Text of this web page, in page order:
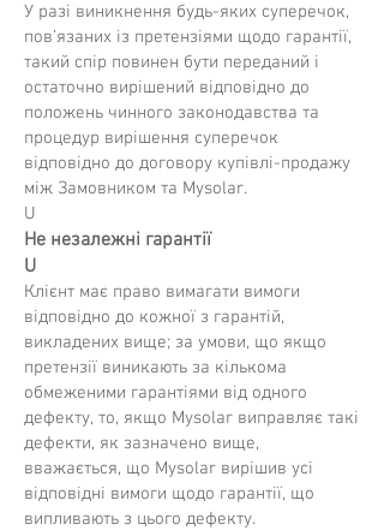
У разі виникнення будь-яких суперечок,
пов’язаних із претензіями щодо гарантії,
такий спір повинен бути переданий і
остаточно вирішений відповідно до
положень чинного законодавства та
процедур вирішення суперечок
відповідно до договору купівлі-продажу
між Замовником та Mysolar.
U
Не незалежні гарантії
U
Клієнт має право вимагати вимоги
відповідно до кожної з гарантій,
викладених вище; за умови, що якщо
претензії виникають за кількома
обмеженими гарантіями від одного
дефекту, то, якщо Mysolar виправляє такі
дефекти, як зазначено вище,
вважається, що Mysolar вирішив усі
відповідні вимоги щодо гарантії, що
випливають з цього дефекту.